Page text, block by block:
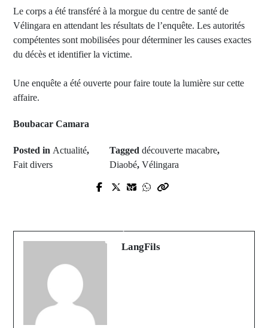
Le corps a été transféré à la morgue du centre de santé de
Vélingara en attendant les résultats de l’enquête. Les autorités
compétentes sont mobilisées pour déterminer les causes exactes
du décès et identifier la victime.
Une enquête a été ouverte pour faire toute la lumière sur cette
affaire.
Boubacar Camara
Posted in Actualité,
Fait divers
Tagged découverte macabre,
Diaobé, Vélingara
Prev Post
programmée
Next Post
approuvés
LangFils